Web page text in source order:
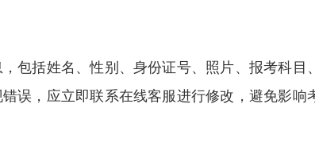
包括姓名、性别、身份证号、照片、报考科目
误，应立即联系在线客服进行修改，避免影响